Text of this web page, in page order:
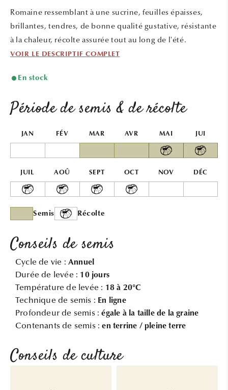
fenêtre
modale
Romaine ressemblant à une sucrine, feuilles épaisses,
brillantes, tendres, de bonne qualité gustative, résistante
à la chaleur, récolte assurée tout au long de l'été.
VOIR LE DESCRIPTIF COMPLET
En stock
Période de semis & de récolte
JAN FÉV MAR AVR MAI JUI
JUIL AOÛ SEPT OCT NOV DÉC
Semis Récolte
Conseils de semis
Cycle de vie : Annuel
Durée de levée : 10 jours
Température de levée : 18 à 20°C
Technique de semis : En ligne
Profondeur de semis :égale à la taille de la graine
Contenants de semis :en terrine / pleine terre
Conseils de culture